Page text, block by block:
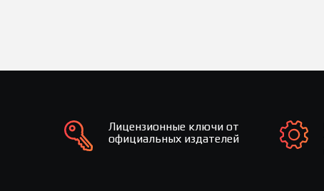
Лицензионные ключи от
официальных издателей